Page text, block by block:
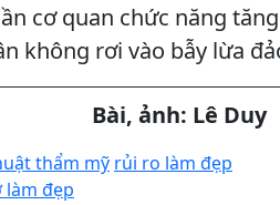
cơ quan chức năng
không rơi vào bẫy lừa
Bài, ảnh: Lê Duy
thẩm mỹ rủi ro làm đẹp
làm đẹp